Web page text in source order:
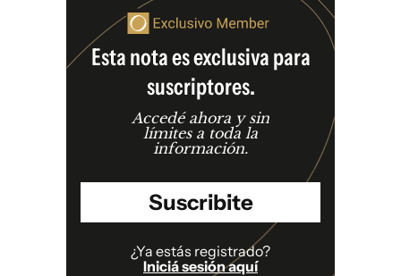
Esta nota es exclusiva para
suscriptores.
Accedé ahora y sin
límites a toda la
información.
Suscribite
¿Ya estás registrado?
Iniciá sesión aquí